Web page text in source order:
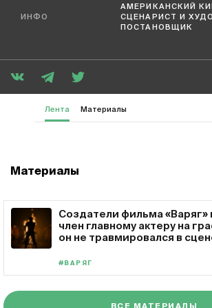
ИНФО
АМЕРИКАНСКИЙ
СЦЕНАРИСТ И
ПОСТАНОВЩИК
Лента Материалы
Материалы
Создатели фильма «Варяг»
член главному актеру на
он не травмировался в
#ВАРЯГ
ВСЕ МАТЕРИАЛЫ